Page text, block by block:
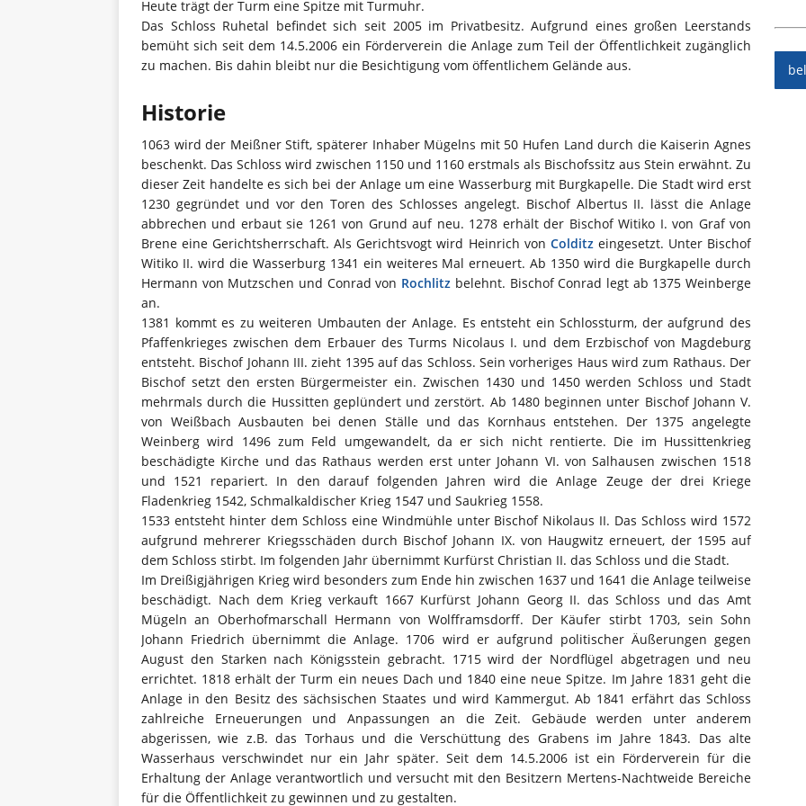
Heute trägt der Turm eine Spitze mit Turmuhr.
Das Schloss Ruhetal befindet sich seit 2005 im Privatbesitz. Aufgrund eines großen Leerstands
bemüht sich seit dem 14.5.2006 ein Förderverein die Anlage zum Teil der Öffentlichkeit zugänglich
zu machen. Bis dahin bleibt nur die Besichtigung vom öffentlichem Gelände aus.
Historie
1063 wird der Meißner Stift, späterer Inhaber Mügelns mit 50 Hufen Land durch die Kaiserin Agnes
beschenkt. Das Schloss wird zwischen 1150 und 1160 erstmals als Bischofssitz aus Stein erwähnt. Zu
dieser Zeit handelte es sich bei der Anlage um eine Wasserburg mit Burgkapelle. Die Stadt wird erst
1230 gegründet und vor den Toren des Schlosses angelegt. Bischof Albertus II. lässt die Anlage
abbrechen und erbaut sie 1261 von Grund auf neu. 1278 erhält der Bischof Witiko I. von Graf von
Brene eine Gerichtsherrschaft. Als Gerichtsvogt wird Heinrich von Colditzeingesetzt. Unter Bischof
Witiko II. wird die Wasserburg 1341 ein weiteres Mal erneuert. Ab 1350 wird die Burgkapelle durch
Hermann von Mutzschen und Conrad von Rochlitz belehnt. Bischof Conrad legt ab 1375 Weinberge
an.
1381 kommt es zu weiteren Umbauten der Anlage. Es entsteht ein Schlossturm, der aufgrund des
Pfaffenkrieges zwischen dem Erbauer des Turms Nicolaus I. und dem Erzbischof von Magdeburg
entsteht. Bischof Johann III. zieht 1395 auf das Schloss. Sein vorheriges Haus wird zum Rathaus. Der
Bischof setzt den ersten Bürgermeister ein. Zwischen 1430 und 1450 werden Schloss und Stadt
mehrmals durch die Hussitten geplündert und zerstört. Ab 1480 beginnen unter Bischof Johann V.
von Weißbach Ausbauten bei denen Ställe und das Kornhaus entstehen. Der 1375 angelegte
Weinberg wird 1496 zum Feld umgewandelt, da er sich nicht rentierte. Die im Hussittenkrieg
beschädigte Kirche und das Rathaus werden erst unter Johann VI. von Salhausen zwischen 1518
und 1521 repariert. In den darauf folgenden Jahren wird die Anlage Zeuge der drei Kriege
Fladenkrieg 1542, Schmalkaldischer Krieg 1547 und Saukrieg 1558.
1533 entsteht hinter dem Schloss eine Windmühle unter Bischof Nikolaus II. Das Schloss wird 1572
aufgrund mehrerer Kriegsschäden durch Bischof Johann IX. von Haugwitz erneuert, der 1595 auf
dem Schloss stirbt. Im folgenden Jahr übernimmt Kurfürst Christian II. das Schloss und die Stadt.
Im Dreißigjährigen Krieg wird besonders zum Ende hin zwischen 1637 und 1641 die Anlage teilweise
beschädigt. Nach dem Krieg verkauft 1667 Kurfürst Johann Georg II. das Schloss und das Amt
Mügeln an Oberhofmarschall Hermann von Wolfframsdorff. Der Käufer stirbt 1703, sein Sohn
Johann Friedrich übernimmt die Anlage. 1706 wird er aufgrund politischer Äußerungen gegen
August den Starken nach Königsstein gebracht. 1715 wird der Nordflügel abgetragen und neu
errichtet. 1818 erhält der Turm ein neues Dach und 1840 eine neue Spitze. Im Jahre 1831 geht die
Anlage in den Besitz des sächsischen Staates und wird Kammergut. Ab 1841 erfährt das Schloss
zahlreiche Erneuerungen und Anpassungen an die Zeit. Gebäude werden unter anderem
abgerissen, wie z.B. das Torhaus und die Verschüttung des Grabens im Jahre 1843. Das alte
Wasserhaus verschwindet nur ein Jahr später. Seit dem 14.5.2006 ist ein Förderverein für die
Erhaltung der Anlage verantwortlich und versucht mit den Besitzern Mertens-Nachtweide Bereiche
für die Öffentlichkeit zu gewinnen und zu gestalten.